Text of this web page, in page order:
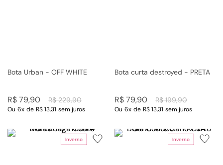
Bota Urban - OFF WHITE
R$ 229,90
R$79,90
Ou 6x de R$ 13,31 sem juros
Bota curta destroyed - PRETA
R$ 199,90
R$79,90
Ou 6x de R$ 13,31 sem juros
Inverno Inverno